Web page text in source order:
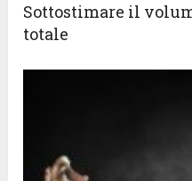
Sottostimare il
totale